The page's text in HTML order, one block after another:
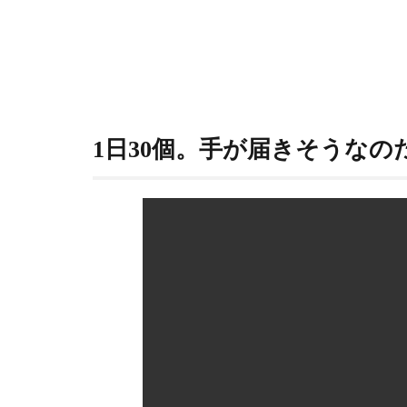
1日30個。手が届きそうな